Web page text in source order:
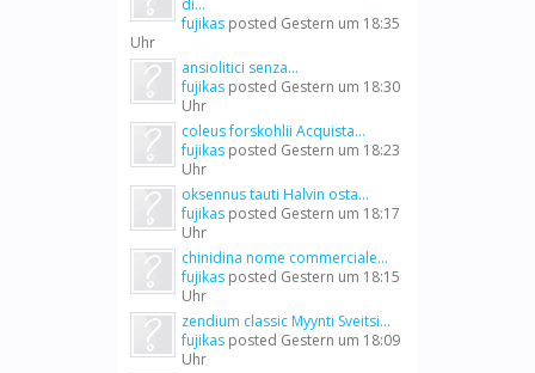
di...
fujikas posted Gestern um 18:35
Uhr
ansiolitici senza...
fujikas posted Gestern um 18:30
Uhr
coleus forskohlii Acquista...
fujikas posted Gestern um 18:23
Uhr
oksennus tauti Halvin osta...
fujikas posted Gestern um 18:17
Uhr
chinidina nome commerciale...
fujikas posted Gestern um 18:15
Uhr
zendium classic Myynti Sveitsi...
fujikas posted Gestern um 18:09
Uhr